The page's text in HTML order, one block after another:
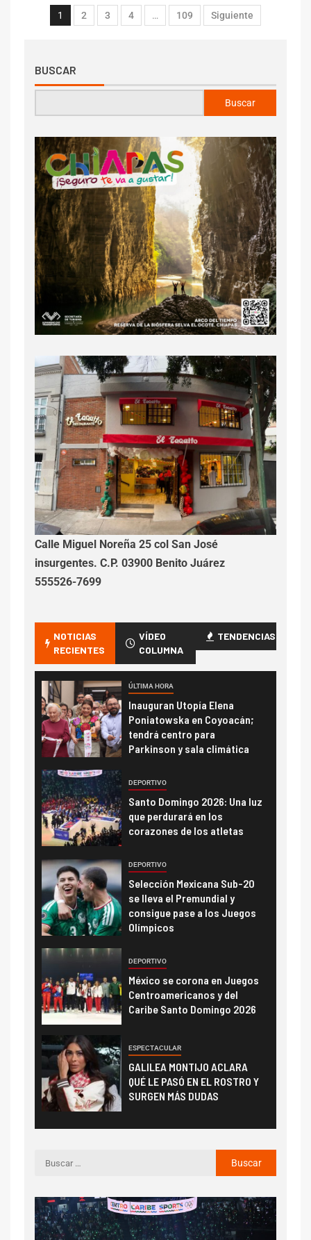
1 2 3 4 … 109 Siguiente
BUSCAR
Buscar
Calle Miguel Noreña 25 col San José
insurgentes. C.P. 03900 Benito Juárez
555526-7699
NOTICIAS
RECIENTES
VÍDEO
COLUMNA
TENDENCIAS
ÚLTIMA HORA
Inauguran Utopía Elena
Poniatowska en Coyoacán;
tendrá centro para
Parkinson y sala climática
DEPORTIVO
Santo Domingo 2026: Una luz
que perdurará en los
corazones de los atletas
DEPORTIVO
Selección Mexicana Sub-20
se lleva el Premundial y
consigue pase a los Juegos
Olímpicos
DEPORTIVO
México se corona en Juegos
Centroamericanos y del
Caribe Santo Domingo 2026
ESPECTACULAR
GALILEA MONTIJO ACLARA
QUÉ LE PASÓ EN EL ROSTRO Y
SURGEN MÁS DUDAS